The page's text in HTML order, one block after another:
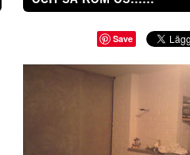
Save